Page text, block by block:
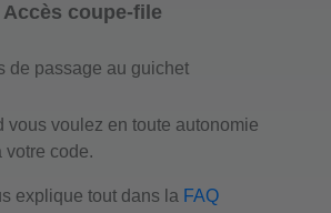
Accès coupe-file
de passage au guichet
vous voulez en toute autonomie
votre code.
explique tout dans la FAQ